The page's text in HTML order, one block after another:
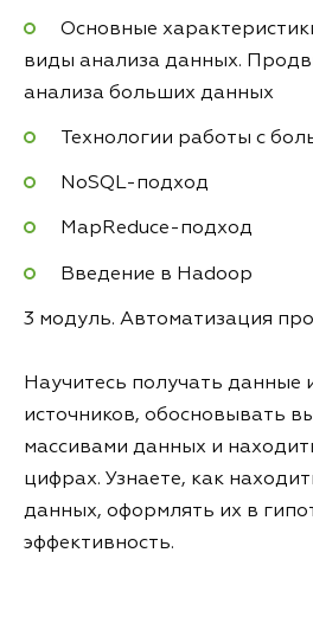
Основные
виды анализа данных.
анализа больших данных
Технологии работы с
NoSQL-подход
MapReduce-подход
Введение в Hadoop
3 модуль. Автоматизация
Научитесь получать данные
источников, обосновывать
массивами данных и
цифрах. Узнаете, как
данных, оформлять их в
эффективность.